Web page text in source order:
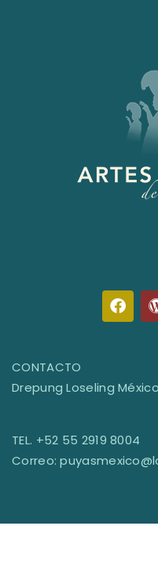
CONTACTO
Drepung Loseling México
TEL. +52 55 2919 8004
Correo: